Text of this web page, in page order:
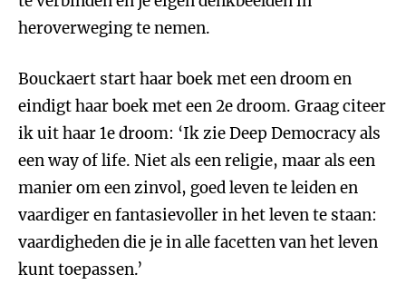
heroverweging te nemen.
Bouckaert start haar boek met een droom en
eindigt haar boek met een 2e droom. Graag citeer
ik uit haar 1e droom: ‘Ik zie Deep Democracy als
een way of life. Niet als een religie, maar als een
manier om een zinvol, goed leven te leiden en
vaardiger en fantasievoller in het leven te staan:
vaardigheden die je in alle facetten van het leven
kunt toepassen.’